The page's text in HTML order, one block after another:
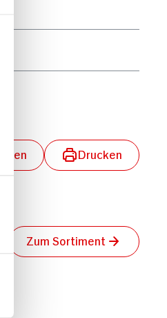
Teilen Drucken
Zum Sortiment